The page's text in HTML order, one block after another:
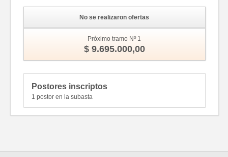
No se realizaron ofertas
Próximo tramo Nº 1
$ 9.695.000,00
Postores inscriptos
1 postor en la subasta